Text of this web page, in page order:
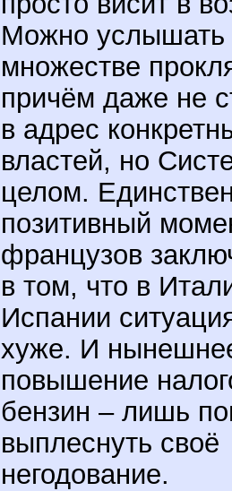
Можно услышать
множестве
причём даже не
в адрес
властей, но
целом.
позитивный
французов
в том, что в
Испании
хуже. И
повышение
бензин – лишь
выплеснуть своё
негодование.